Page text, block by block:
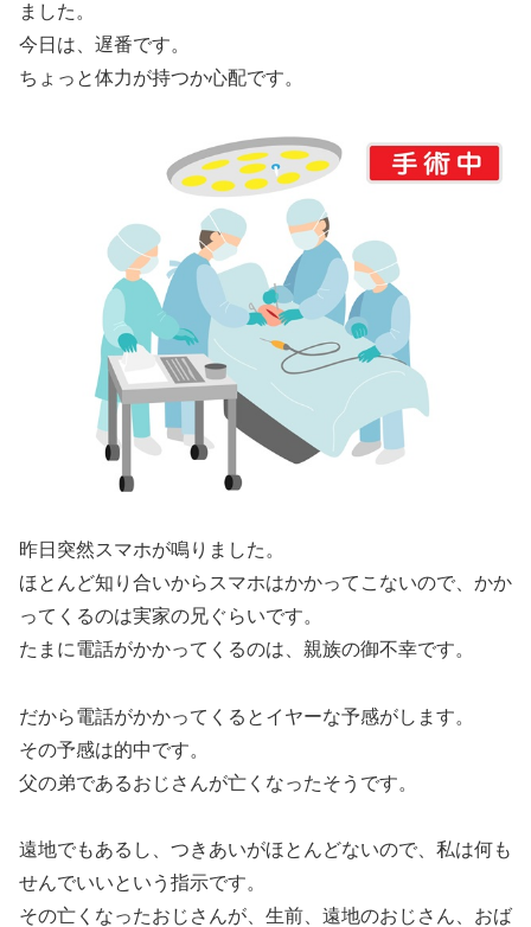
ました。
今日は、遅番です。
ちょっと体力が持つか心配です。
昨日突然スマホが鳴りました。
ほとんど知り合いからスマホはかかってこないので、かか
ってくるのは実家の兄ぐらいです。
たまに電話がかかってくるのは、親族の御不幸です。
だから電話がかかってくるとイヤーな予感がします。
その予感は的中です。
父の弟であるおじさんが亡くなったそうです。
遠地でもあるし、つきあいがほとんどないので、私は何も
せんでいいという指示です。
その亡くなったおじさんが、生前、遠地のおじさん、おば